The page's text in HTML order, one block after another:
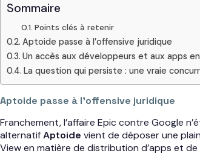
Sommaire
Points clés à retenir
Aptoide passe à l’offensive juridique
Un accès aux développeurs et aux apps
La question qui persiste : une vraie
Aptoide passe à l’offensive juridique
Franchement, l’affaire Epic contre Google
alternatifAptoide vient de déposer une
View en matière de distribution d’apps et